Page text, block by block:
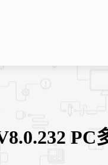
PC